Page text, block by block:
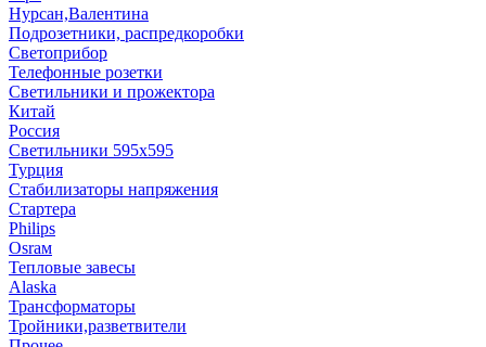
Нурсан,Валентина
Подрозетники, распредкоробки
Светоприбор
Телефонные розетки
Светильники и прожектора
Китай
Россия
Светильники 595х595
Турция
Стабилизаторы напряжения
Стартера
Philips
Оsrам
Тепловые завесы
Alaska
Трансформаторы
Тройники,разветвители